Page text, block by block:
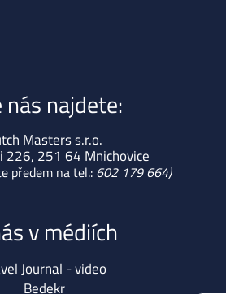
nás najdete:
Masters s.r.o.
226, 251 64 Mnichovice
předem na tel.: 602 179 664)
v médiích
Journal - video
Bedekr